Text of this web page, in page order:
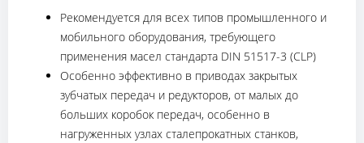
Рекомендуется для всех типов промышленного и
мобильного оборудования, требующего
применения масел стандарта DIN 51517-3 (CLP)
Особенно эффективно в приводах закрытых
зубчатых передач и редукторов, от малых до
больших коробок передач, особенно в
нагруженных узлах сталепрокатных станков,